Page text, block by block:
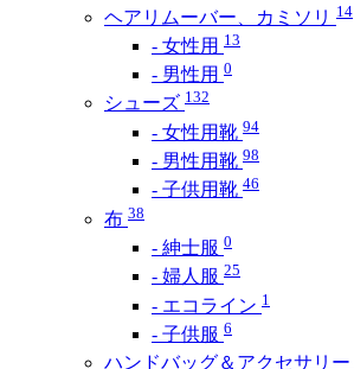
ヘアリムーバー、カミソリ 14
- 女性用 13
- 男性用 0
シューズ 132
- 女性用靴 94
- 男性用靴 98
- 子供用靴 46
布 38
- 紳士服 0
- 婦人服 25
- エコライン 1
- 子供服 6
ハンドバッグ＆アクセサリー